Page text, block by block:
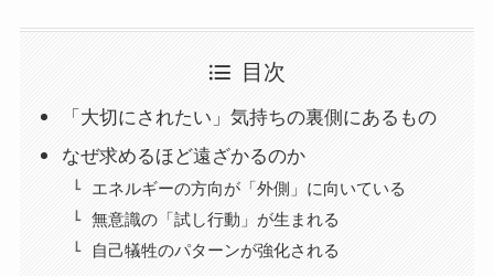
目次
「大切にされたい」気持ちの裏側にあるもの
なぜ求めるほど遠ざかるのか
エネルギーの方向が「外側」に向いている
無意識の「試し行動」が生まれる
自己犠牲のパターンが強化される